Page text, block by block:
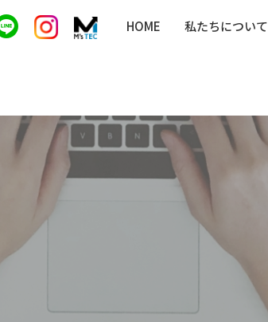
HOME 私たちについて